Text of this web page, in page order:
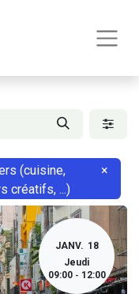
(cuisine,
créatifs, ...)
×
JANV. 18
Jeudi
09:00 - 12:00